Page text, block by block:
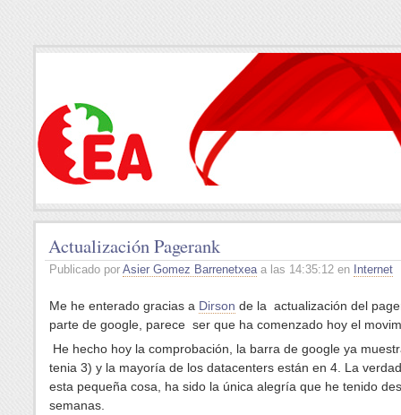
Actualización Pagerank
Publicado por Asier Gomez Barrenetxeaa las 14:35:12 en Internet
Me he enterado gracias a Dirson de la actualización del
parte de google, parece ser que ha comenzado hoy el
He hecho hoy la comprobación, la barra de google ya
tenia 3) y la mayoría de los datacenters están en 4. La
esta pequeña cosa, ha sido la única alegría que he tenido
semanas.